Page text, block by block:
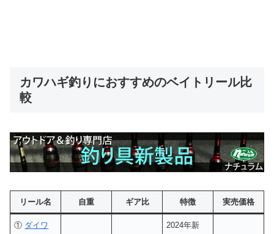
カワハギ釣りにおすすめのベイトリール比
較
リール名 自重 ギア比 特徴 実売価格
① ダイワ
2024年新